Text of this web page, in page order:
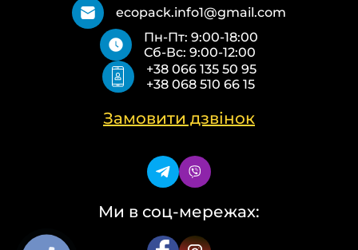
Замовити дзвінок
Ми в соц-мережах:
Про нас
Політика конфіденційності
Паперові пакети Бурі
Пакети Zip-Lock (Слайдер) з логотипом
Пакети банан ПВХ
Скотч з логотипом
Пакувальні пакети ПВТ, ПНТ
Еко сумки об’ємні
Еко сумки “Майка”
Еко сумки “Банан”
ecopack.info1@gmail.com
Пн-Пт: 9:00-18:00
Сб-Вс: 9:00-12:00
+38 066 135 50 95
+38 068 510 66 15